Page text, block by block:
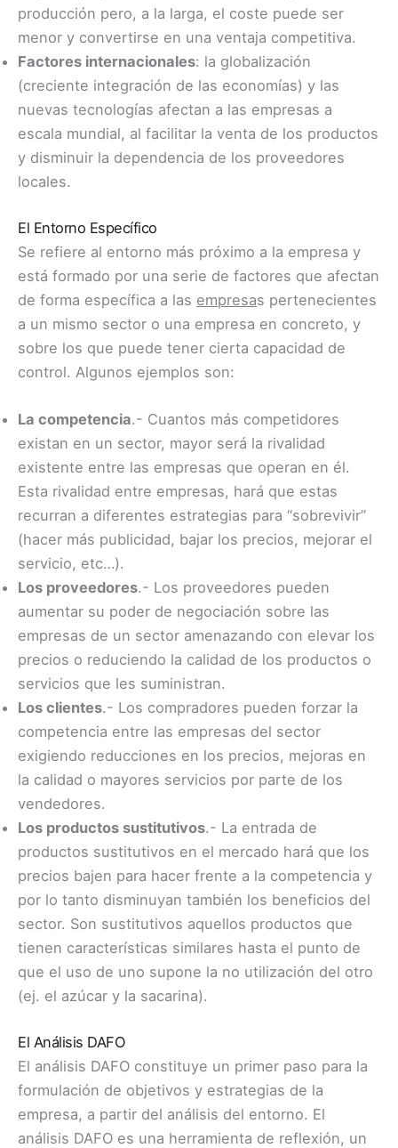
producción pero, a la larga, el coste puede ser
menor y convertirse en una ventaja competitiva.
Factores internacionales: la globalización
(creciente integración de las economías) y las
nuevas tecnologías afectan a las empresas a
escala mundial, al facilitar la venta de los productos
y disminuir la dependencia de los proveedores
locales.
El Entorno Específico
Se refiere al entorno más próximo a la empresa y
está formado por una serie de factores que afectan
de forma específica a las empresas pertenecientes
a un mismo sector o una empresa en concreto, y
sobre los que puede tener cierta capacidad de
control. Algunos ejemplos son:
La competencia.- Cuantos más competidores
existan en un sector, mayor será la rivalidad
existente entre las empresas que operan en él.
Esta rivalidad entre empresas, hará que estas
recurran a diferentes estrategias para “sobrevivir”
(hacer más publicidad, bajar los precios, mejorar el
servicio, etc…).
Los proveedores.- Los proveedores pueden
aumentar su poder de negociación sobre las
empresas de un sector amenazando con elevar los
precios o reduciendo la calidad de los productos o
servicios que les suministran.
Los clientes.- Los compradores pueden forzar la
competencia entre las empresas del sector
exigiendo reducciones en los precios, mejoras en
la calidad o mayores servicios por parte de los
vendedores.
Los productos sustitutivos.- La entrada de
productos sustitutivos en el mercado hará que los
precios bajen para hacer frente a la competencia y
por lo tanto disminuyan también los beneficios del
sector. Son sustitutivos aquellos productos que
tienen características similares hasta el punto de
que el uso de uno supone la no utilización del otro
(ej. el azúcar y la sacarina).
El Análisis DAFO
El análisis DAFO constituye un primer paso para la
formulación de objetivos y estrategias de la
empresa, a partir del análisis del entorno. El
análisis DAFO es una herramienta de reflexión, un